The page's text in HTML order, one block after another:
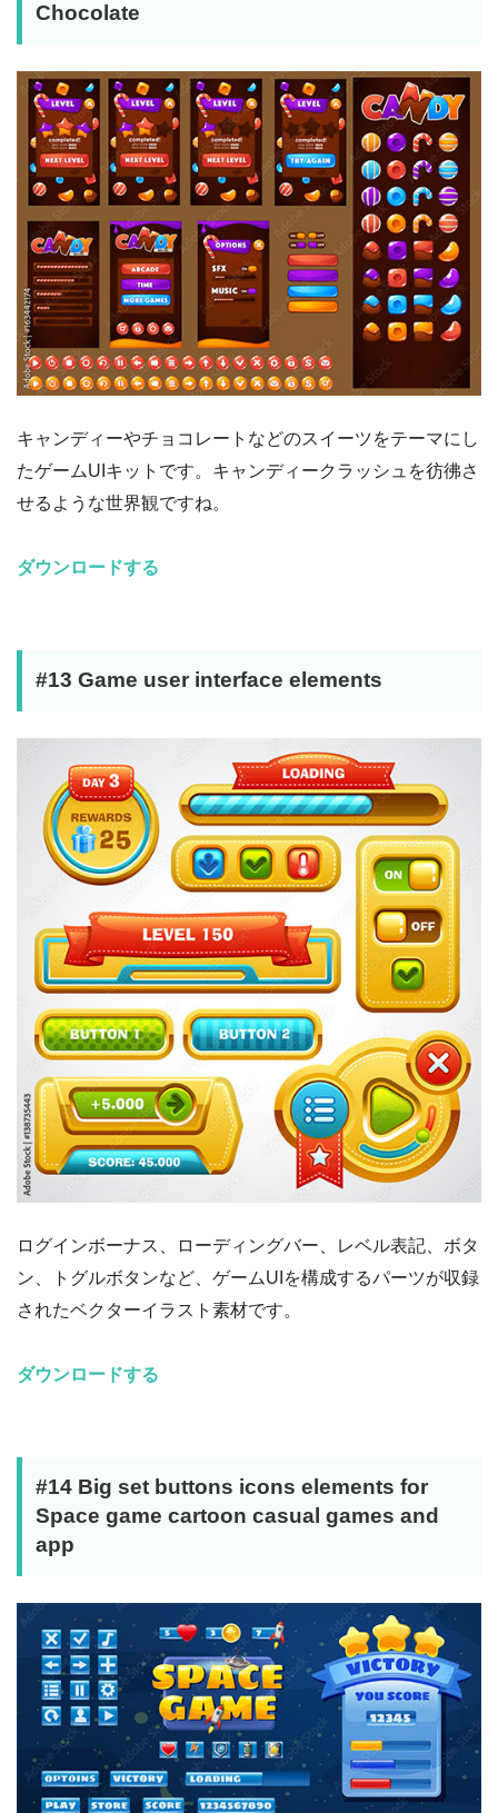
Chocolate
キャンディーやチョコレートなどのスイーツをテーマにし
たゲームUIキットです。キャンディークラッシュを彷彿さ
せるような世界観ですね。
ダウンロードする
#13 Game user interface elements
ログインボーナス、ローディングバー、レベル表記、ボタ
ン、トグルボタンなど、ゲームUIを構成するパーツが収録
されたベクターイラスト素材です。
ダウンロードする
#14 Big set buttons icons elements for
Space game cartoon casual games and
app